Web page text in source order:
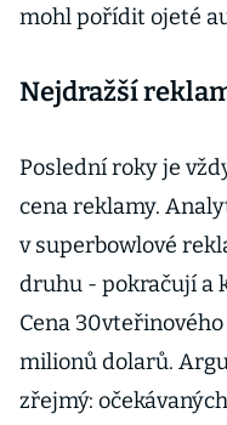
mohl pořídit ojeté
Nejdražší
Poslední roky je
cena reklamy.
v superbowlové
druhu - pokračují a
Cena
milionů dolarů.
zřejmý: